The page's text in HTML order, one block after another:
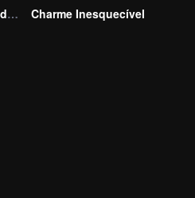
Rainha dos Curandeiros (Versão Coreana) Charme Inesquecível